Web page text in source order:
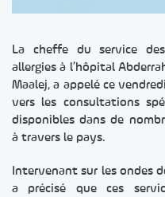
La cheffe du service
allergies à l’hôpital
Maalej, a appelé ce
vers les consultations
disponibles dans de
à travers le pays.
Intervenant sur les ondes
a précisé que ces